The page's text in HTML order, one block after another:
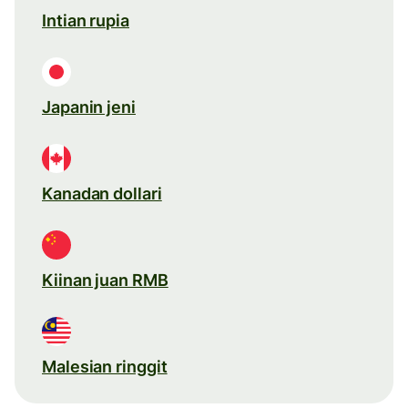
Intian rupia
Japanin jeni
Kanadan dollari
Kiinan juan RMB
Malesian ringgit